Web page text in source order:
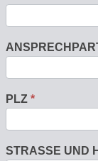
PLZ *
STRASSE UND